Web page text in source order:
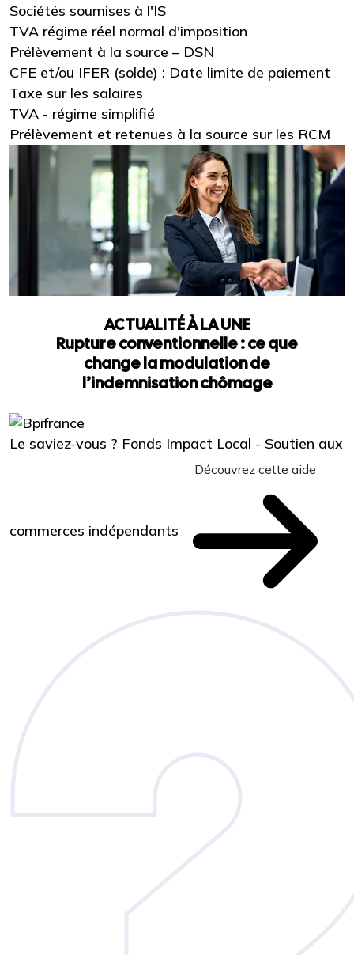
Sociétés soumises à l'IS
TVA régime réel normal d'imposition
Prélèvement à la source – DSN
CFE et/ou IFER (solde) : Date limite de paiement
Taxe sur les salaires
TVA - régime simplifié
Prélèvement et retenues à la source sur les RCM
ACTUALITÉ À LA UNE
Rupture conventionnelle : ce que
change la modulation de
l’indemnisation chômage
Le saviez-vous ? Fonds Impact Local - Soutien aux
commerces indépendants
Découvrez cette aide